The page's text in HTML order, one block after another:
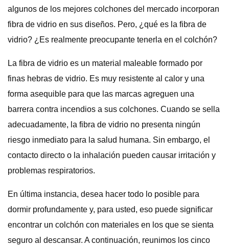
algunos de los mejores colchones del mercado incorporan
fibra de vidrio en sus diseños. Pero, ¿qué es la fibra de
vidrio? ¿Es realmente preocupante tenerla en el colchón?
La fibra de vidrio es un material maleable formado por
finas hebras de vidrio. Es muy resistente al calor y una
forma asequible para que las marcas agreguen una
barrera contra incendios a sus colchones. Cuando se sella
adecuadamente, la fibra de vidrio no presenta ningún
riesgo inmediato para la salud humana. Sin embargo, el
contacto directo o la inhalación pueden causar irritación y
problemas respiratorios.
En última instancia, desea hacer todo lo posible para
dormir profundamente y, para usted, eso puede significar
encontrar un colchón con materiales en los que se sienta
seguro al descansar. A continuación, reunimos los cinco